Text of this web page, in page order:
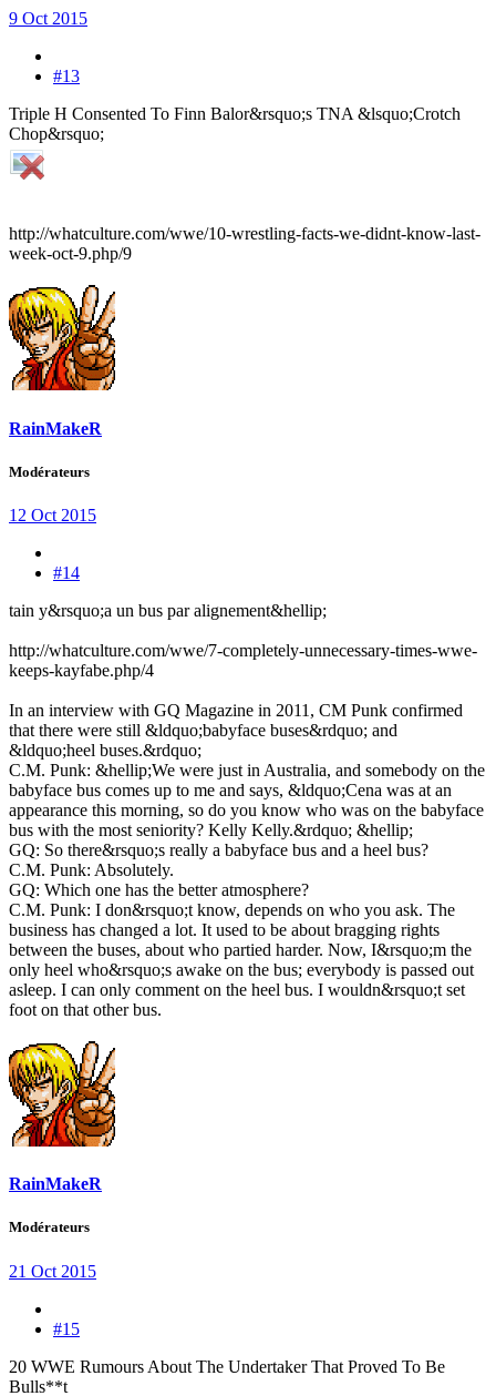
9 Oct 2015
#13
Triple H Consented To Finn Balor&rsquo;s TNA &lsquo;Crotch
Chop&rsquo;
http://whatculture.com/wwe/10-wrestling-facts-we-didnt-know-last-
week-oct-9.php/9
RainMakeR
Modérateurs
12 Oct 2015
#14
tain y&rsquo;a un bus par alignement&hellip;
http://whatculture.com/wwe/7-completely-unnecessary-times-wwe-
keeps-kayfabe.php/4
In an interview with GQ Magazine in 2011, CM Punk confirmed
that there were still &ldquo;babyface buses&rdquo; and
&ldquo;heel buses.&rdquo;
C.M. Punk: &hellip;We were just in Australia, and somebody on the
babyface bus comes up to me and says, &ldquo;Cena was at an
appearance this morning, so do you know who was on the babyface
bus with the most seniority? Kelly Kelly.&rdquo; &hellip;
GQ: So there&rsquo;s really a babyface bus and a heel bus?
C.M. Punk: Absolutely.
GQ: Which one has the better atmosphere?
C.M. Punk: I don&rsquo;t know, depends on who you ask. The
business has changed a lot. It used to be about bragging rights
between the buses, about who partied harder. Now, I&rsquo;m the
only heel who&rsquo;s awake on the bus; everybody is passed out
asleep. I can only comment on the heel bus. I wouldn&rsquo;t set
foot on that other bus.
RainMakeR
Modérateurs
21 Oct 2015
#15
20 WWE Rumours About The Undertaker That Proved To Be
Bulls**t